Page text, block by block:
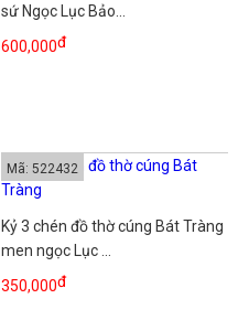
sứ Ngọc Lục Bảo...
600,000đ
Kỷ 3 chén đồ thờ cúng Bát Tràng
men ngọc Lục ...
350,000đ
Mã: 522432